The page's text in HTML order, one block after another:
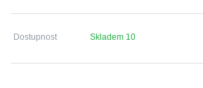
Dostupnost Skladem 10